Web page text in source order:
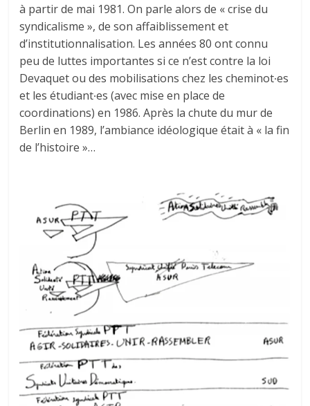
à partir de mai 1981. On parle alors de « crise du
syndicalisme », de son affaiblissement et
d’institutionnalisation. Les années 80 ont connu
peu de luttes importantes si ce n’est contre la loi
Devaquet ou des mobilisations chez les cheminot∙es
et les étudiant∙es (avec mise en place de
coordinations) en 1986. Après la chute du mur de
Berlin en 1989, l’ambiance idéologique était à « la fin
de l’histoire »…